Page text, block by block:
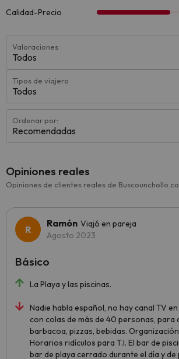
Valoraciones
Todos
Tipos de viajero
Todos
Ordenar por:
Recomendadas
Opiniones reales
Opiniones de clientes reales de
Ramón Viajó en pareja
Agosto 2023
La Playa y las piscinas.
Nadie habla español, no hay canal TV
con colas de más de 40 personas, para
barbacoa, pizzas, bebidas.
Horarios ridículos para T.I. El bar de
bar de playa cerrado durante el día y de
Básico